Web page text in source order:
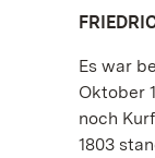
Es war
Oktober
noch
1803